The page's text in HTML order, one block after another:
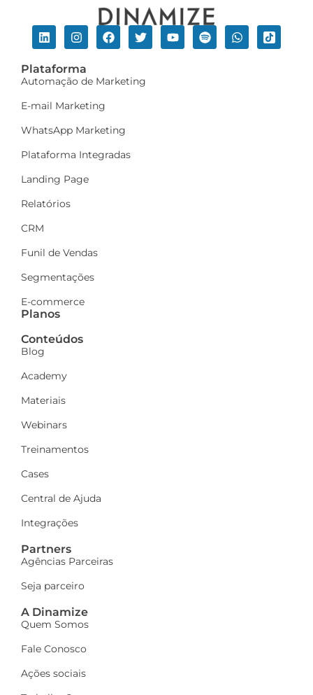
Plataforma
Automação de Marketing
E-mail Marketing
WhatsApp Marketing
Plataforma Integradas
Landing Page
Relatórios
CRM
Funil de Vendas
Segmentações
E-commerce
Planos
Conteúdos
Blog
Academy
Materiais
Webinars
Treinamentos
Cases
Central de Ajuda
Integrações
Partners
Agências Parceiras
Seja parceiro
A Dinamize
Quem Somos
Fale Conosco
Ações sociais